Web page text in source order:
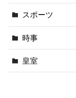
スポーツ
時事
皇室